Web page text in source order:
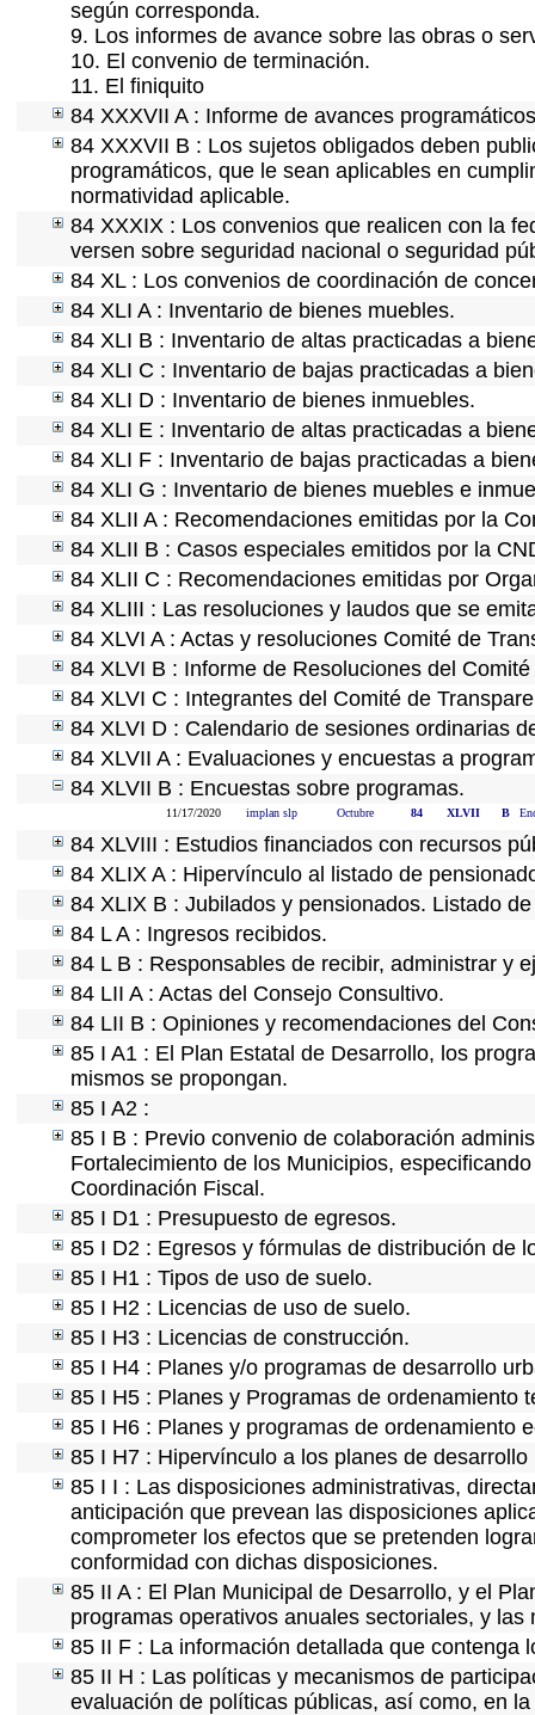
según corresponda.
9. Los informes de avance sobre las obras o
10. El convenio de terminación.
11. El finiquito
84 XXXVII A : Informe de avances
84 XXXVII B : Los sujetos obligados deben
programáticos, que le sean aplicables en
normatividad aplicable.
84 XXXIX : Los convenios que realicen con la
versen sobre seguridad nacional o seguridad
84 XL : Los convenios de coordinación de
84 XLI A : Inventario de bienes muebles.
84 XLI B : Inventario de altas practicadas a
84 XLI C : Inventario de bajas practicadas a
84 XLI D : Inventario de bienes inmuebles.
84 XLI E : Inventario de altas practicadas a
84 XLI F : Inventario de bajas practicadas a
84 XLI G : Inventario de bienes muebles e
84 XLII A : Recomendaciones emitidas por la
84 XLII B : Casos especiales emitidos por la
84 XLII C : Recomendaciones emitidas por
84 XLIII : Las resoluciones y laudos que se
84 XLVI A : Actas y resoluciones Comité de
84 XLVI B : Informe de Resoluciones del
84 XLVI C : Integrantes del Comité de
84 XLVI D : Calendario de sesiones ordinarias
84 XLVII A : Evaluaciones y encuestas a
84 XLVII B : Encuestas sobre programas.
11/17/2020 implan slp Octubre 84 XLVII B
84 XLVIII : Estudios financiados con recursos
84 XLIX A : Hipervínculo al listado de
84 XLIX B : Jubilados y pensionados. Listado
84 L A : Ingresos recibidos.
84 L B : Responsables de recibir, administrar y
84 LII A : Actas del Consejo Consultivo.
84 LII B : Opiniones y recomendaciones del
85 I A1 : El Plan Estatal de Desarrollo, los
mismos se propongan.
85 I A2 :
85 I B : Previo convenio de colaboración
Fortalecimiento de los Municipios,
Coordinación Fiscal.
85 I D1 : Presupuesto de egresos.
85 I D2 : Egresos y fórmulas de distribución de
85 I H1 : Tipos de uso de suelo.
85 I H2 : Licencias de uso de suelo.
85 I H3 : Licencias de construcción.
85 I H4 : Planes y/o programas de desarrollo
85 I H5 : Planes y Programas de ordenamiento
85 I H6 : Planes y programas de ordenamiento
85 I H7 : Hipervínculo a los planes de desarrollo
85 I I : Las disposiciones administrativas,
anticipación que prevean las disposiciones
comprometer los efectos que se pretenden
conformidad con dichas disposiciones.
85 II A : El Plan Municipal de Desarrollo, y el
programas operativos anuales sectoriales, y
85 II F : La información detallada que contenga
85 II H : Las políticas y mecanismos de
evaluación de políticas públicas, así como, en